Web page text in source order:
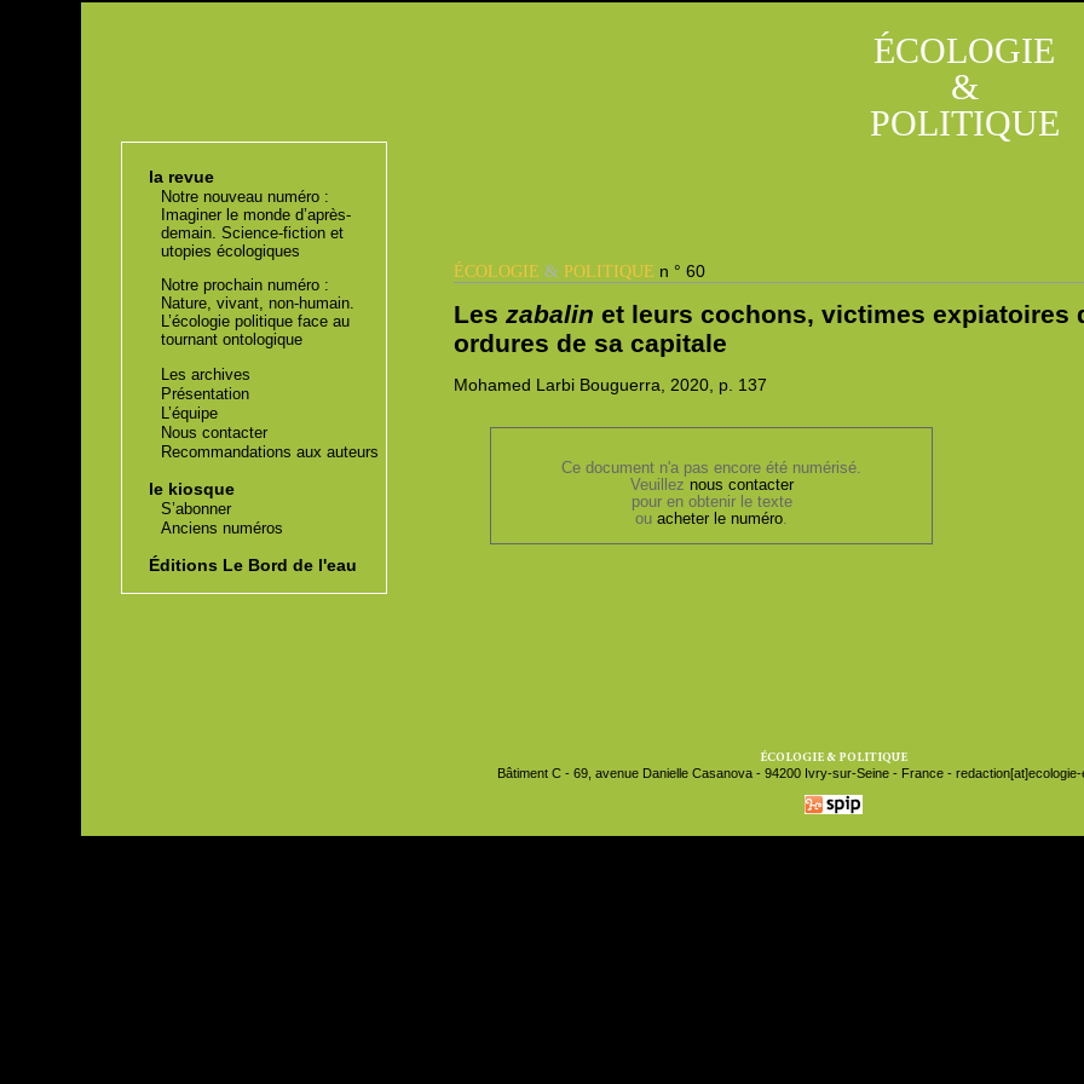
ÉCOLOGIE
&
POLITIQUE
la revue
Notre nouveau numéro :
Imaginer le monde d’après-
demain. Science-fiction et
utopies écologiques
Notre prochain numéro :
Nature, vivant, non-humain.
L’écologie politique face au
tournant ontologique
Les archives
Présentation
L’équipe
Nous contacter
Recommandations aux auteurs
le kiosque
S’abonner
Anciens numéros
Éditions Le Bord de l'eau
ÉCOLOGIE& POLITIQUE n ° 60
Leszabalin et leurs cochons, victimes expiatoires
ordures de sa capitale
Mohamed Larbi Bouguerra, 2020, p. 137
Ce document n'a pas encore été numérisé.
Veuillez nous contacter
pour en obtenir le texte
ouacheter le numéro.
ÉCOLOGIE & POLITIQUE
Bâtiment C - 69, avenue Danielle Casanova - 94200 Ivry-sur-Seine - France - redaction[at]ecologie-